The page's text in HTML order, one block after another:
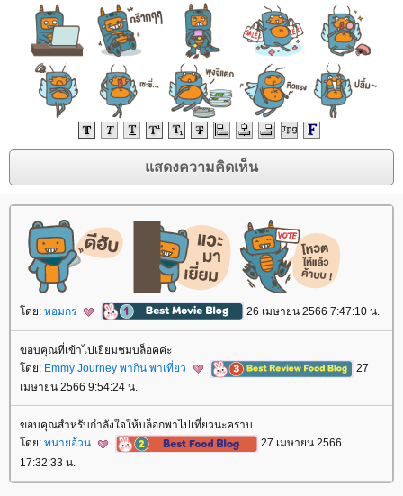
ดย: หอมกร 26 เมษายน 2566 7:47:10 น.
ขอบคุณที่เข้าไปเยี่ยมชมบล็อคค่ะ
ดย: Emmy Journey พากิน พาเที่ยว
27
เมษายน 2566 9:54:24 น.
ขอบคุณสำหรับกำลังใจให้บล็อกพาไปเที่ยวนะคราบ
ดย: ทนายอ้วน
27 เมษายน 2566
17:32:33 น.